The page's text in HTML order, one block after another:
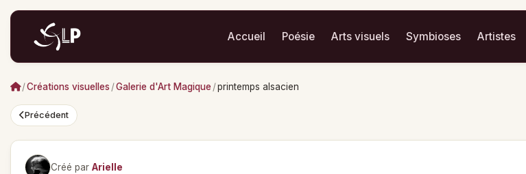
Accueil Poésie Arts visuels Symbioses Artistes
/Créations visuelles /Galerie d'Art Magique/printemps alsacien
Précédent
Créé par Arielle